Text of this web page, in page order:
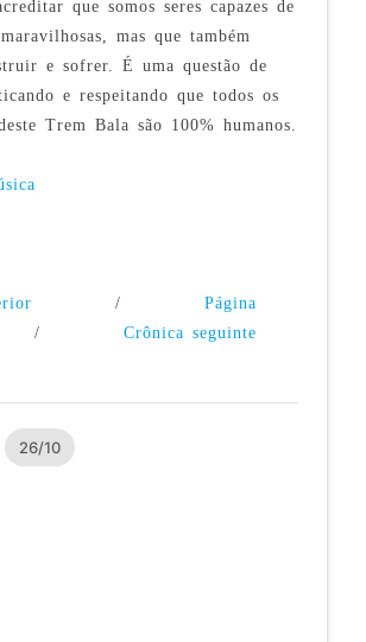
que somos seres capazes de
mas que também
e sofrer. É uma questão de
e respeitando que todos os
Trem Bala são 100% humanos.
/ Página
Crônica seguinte
26/10